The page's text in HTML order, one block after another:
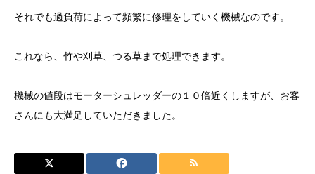
それでも過負荷によって頻繁に修理をしていく機械なのです。
これなら、竹や刈草、つる草まで処理できます。
機械の値段はモーターシュレッダーの１０倍近くしますが、お客
さんにも大満足していただきました。